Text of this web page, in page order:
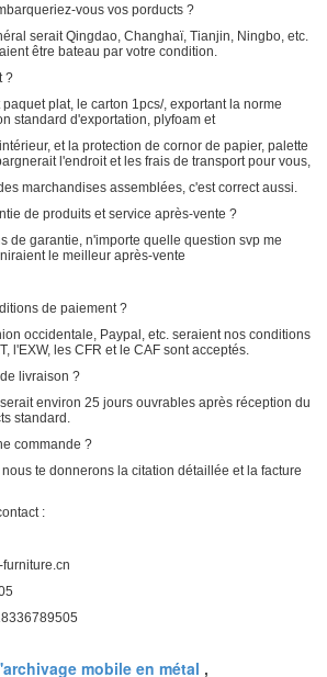
vous vos porducts ?
serait Qingdao, Changhaï, Tianjin, Ningbo, etc.
être bateau par votre condition.
?
plat, le carton 1pcs/, exportant la norme
standard d'exportation, plyfoam et
et la protection de cornor de papier, palette
l'endroit et les frais de transport pour vous,
marchandises assemblées, c'est correct aussi.
de produits et service après-vente ?
de garantie, n'importe quelle question svp me
le meilleur après-vente
de paiement ?
occidentale, Paypal, etc. seraient nos conditions
l'EXW, les CFR et le CAF sont acceptés.
livraison ?
environ 25 jours ouvrables après réception du
standard.
commande ?
te donnerons la citation détaillée et la facture
:
mobile en métal ,